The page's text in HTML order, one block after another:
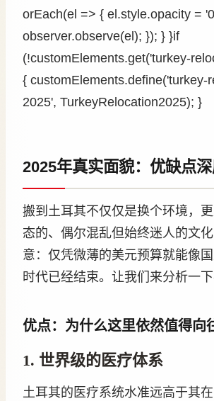
orEach(el => { el.style.opacity =
observer.observe(el); }); } }if
(!customElements.get('turkey-
{ customElements.define('turkey-
2025', TurkeyRelocation2025); }
2025年真实面貌：优缺点
搬到土耳其不仅仅是换个环境，
态的、偶尔混乱但始终迷人的文
意：仅凭微薄的美元预算就能像
时代已经结束。让我们来分析一下
优点：为什么这里依然值得向
1. 世界级的医疗体系
土耳其的医疗系统水准远高于其在